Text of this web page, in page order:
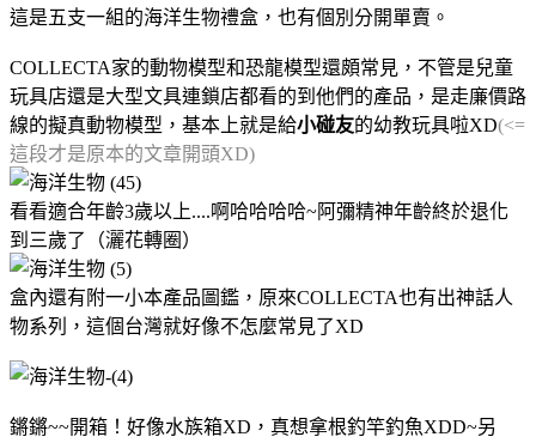
這是五支一組的海洋生物禮盒，也有個別分開單賣。
COLLECTA家的動物模型和恐龍模型還頗常見，不管是兒童
玩具店還是大型文具連鎖店都看的到他們的產品，是走廉價路
線的擬真動物模型，基本上就是給小碰友的幼教玩具啦XD(<=
這段才是原本的文章開頭XD)
看看適合年齡3歲以上....啊哈哈哈哈~阿彌精神年齡終於退化
到三歲了（灑花轉圈）
盒內還有附一小本產品圖鑑，原來COLLECTA也有出神話人
物系列，這個台灣就好像不怎麼常見了XD
鏘鏘~~開箱！好像水族箱XD，真想拿根釣竿釣魚XDD~另